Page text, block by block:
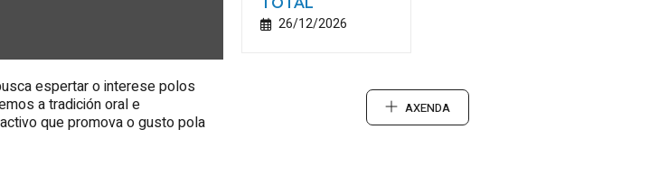
espertar o interese polos
a tradición oral e
que promova o gusto pola
26/12/2026
AXENDA